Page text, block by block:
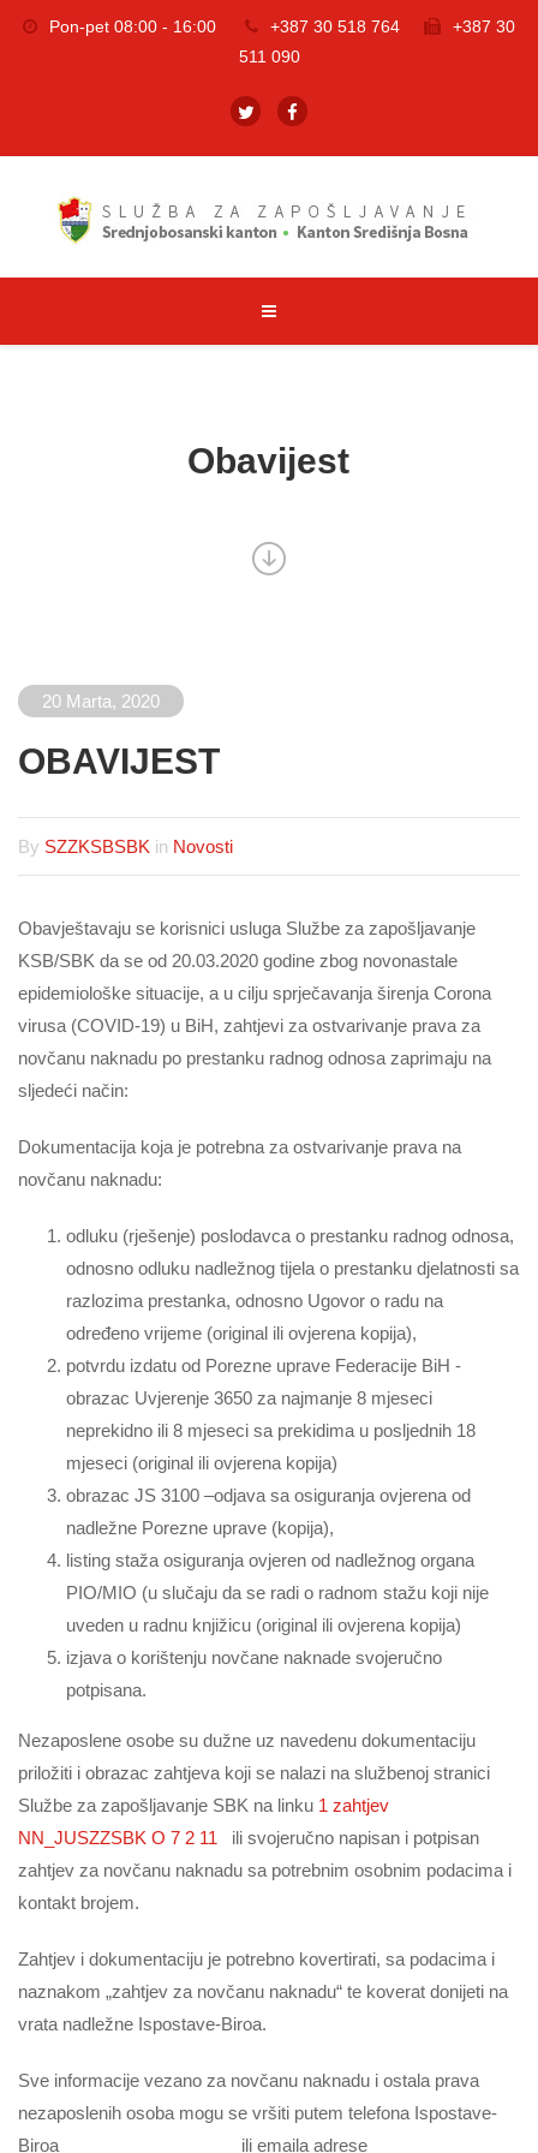
Pon-pet 08:00 - 16:00 +387 30 518 764
+387 30
511 090
Obavijest
20 Marta, 2020
OBAVIJEST
By SZZKSBSBK in Novosti
Obavještavaju se korisnici usluga Službe za zapošljavanje
KSB/SBK da se od 20.03.2020 godine zbog novonastale
epidemiološke situacije, a u cilju sprječavanja širenja Corona
virusa (COVID-19) u BiH, zahtjevi za ostvarivanje prava za
novčanu naknadu po prestanku radnog odnosa zaprimaju na
sljedeći način:
Dokumentacija koja je potrebna za ostvarivanje prava na
novčanu naknadu:
odluku (rješenje) poslodavca o prestanku radnog odnosa,
odnosno odluku nadležnog tijela o prestanku djelatnosti sa
razlozima prestanka, odnosno Ugovor o radu na
određeno vrijeme (original ili ovjerena kopija),
potvrdu izdatu od Porezne uprave Federacije BiH -
obrazac Uvjerenje 3650 za najmanje 8 mjeseci
neprekidno ili 8 mjeseci sa prekidima u posljednih 18
mjeseci (original ili ovjerena kopija)
obrazac JS 3100 –odjava sa osiguranja ovjerena od
nadležne Porezne uprave (kopija),
listing staža osiguranja ovjeren od nadležnog organa
PIO/MIO (u slučaju da se radi o radnom stažu koji nije
uveden u radnu knjižicu (original ili ovjerena kopija)
izjava o korištenju novčane naknade svojeručno
potpisana.
Nezaposlene osobe su dužne uz navedenu dokumentaciju
priložiti i obrazac zahtjeva koji se nalazi na službenoj stranici
Službe za zapošljavanje SBK na linku 1 zahtjev
NN_JUSZZSBK O 7 2 11 ili svojeručno napisan i potpisan
zahtjev za novčanu naknadu sa potrebnim osobnim podacima i
kontakt brojem.
Zahtjev i dokumentaciju je potrebno kovertirati, sa podacima i
naznakom „zahtjev za novčanu naknadu“ te koverat donijeti na
vrata nadležne Ispostave-Biroa.
Sve informacije vezano za novčanu naknadu i ostala prava
nezaposlenih osoba mogu se vršiti putem telefona Ispostave-
Biroa __________________ ili emaila adrese